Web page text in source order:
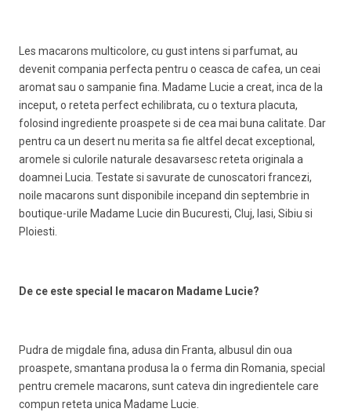
Les macarons multicolore, cu gust intens si parfumat, au
devenit compania perfecta pentru o ceasca de cafea, un ceai
aromat sau o sampanie fina. Madame Lucie a creat, inca de la
inceput, o reteta perfect echilibrata, cu o textura placuta,
folosind ingrediente proaspete si de cea mai buna calitate. Dar
pentru ca un desert nu merita sa fie altfel decat exceptional,
aromele si culorile naturale desavarsesc reteta originala a
doamnei Lucia. Testate si savurate de cunoscatori francezi,
noile macarons sunt disponibile incepand din septembrie in
boutique-urile Madame Lucie din Bucuresti, Cluj, Iasi, Sibiu si
Ploiesti.
De ce este special le macaron Madame Lucie?
Pudra de migdale fina, adusa din Franta, albusul din oua
proaspete, smantana produsa la o ferma din Romania, special
pentru cremele macarons, sunt cateva din ingredientele care
compun reteta unica Madame Lucie.